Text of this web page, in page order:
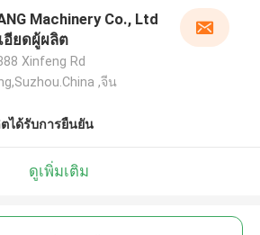
Machinery Co., Ltd
อียดผู้ผลิต
Xinfeng Rd
,จีน
ได้รับการยืนยัน
ดูเพิ่มเติม